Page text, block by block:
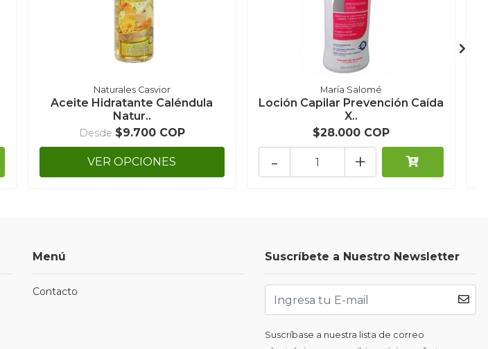
Naturales Casvior
Aceite Hidratante Caléndula
Natur..
Desde $9.700 COP
VER OPCIONES
María Salomé
Loción Capilar Prevención Caída
X..
$28.000 COP
+
-
Menú
Contacto
Suscríbete a Nuestro Newsletter
Suscríbase a nuestra lista de correo